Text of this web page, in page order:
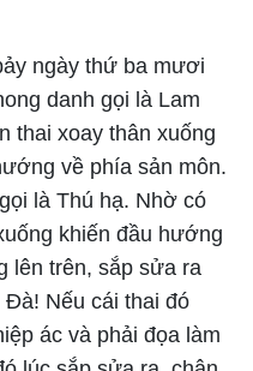
ngày thứ ba mươi
danh gọi là Lam
thai xoay thân xuống
về phía sản môn.
là Thú hạ. Nhờ có
khiến đầu hướng
lên trên, sắp sửa ra
Đà! Nếu cái thai đó
ác và phải đọa làm